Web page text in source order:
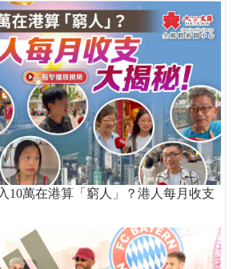
10萬在港算「窮人」？港人每月收支